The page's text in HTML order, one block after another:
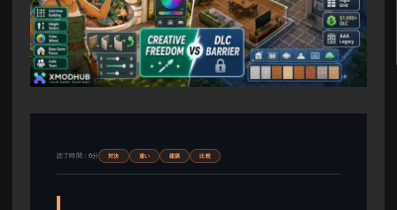
読了時間：6分 対決 違い 建築 比較